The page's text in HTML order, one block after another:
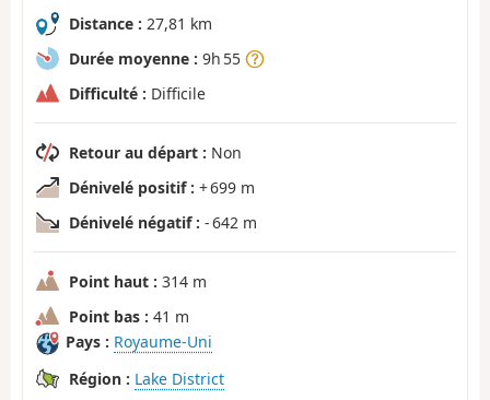
Distance : 27,81 km
Durée moyenne : 9h 55
Difficulté : Difficile
Retour au départ : Non
Dénivelé positif : + 699 m
Dénivelé négatif : - 642 m
Point haut : 314 m
Point bas : 41 m
Pays : Royaume-Uni
Région : Lake District